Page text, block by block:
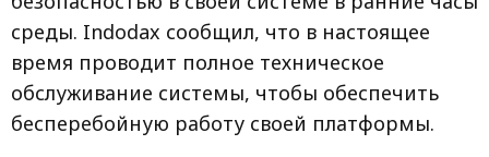
среды. Indodax сообщил, что в настоящее
время проводит полное техническое
обслуживание системы, чтобы обеспечить
бесперебойную работу своей платформы.